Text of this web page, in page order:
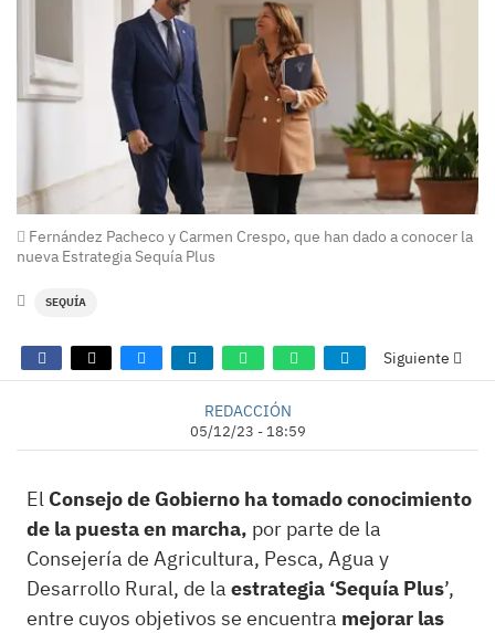
Fernández Pacheco y Carmen Crespo, que han dado a conocer la
nueva Estrategia Sequía Plus
SEQUÍA
Siguiente
REDACCIÓN
05/12/23 - 18:59
El Consejo de Gobierno ha tomado conocimiento
de la puesta en marcha, por parte de la
Consejería de Agricultura, Pesca, Agua y
Desarrollo Rural, de laestrategia ‘Sequía Plus’,
entre cuyos objetivos se encuentra mejorar las